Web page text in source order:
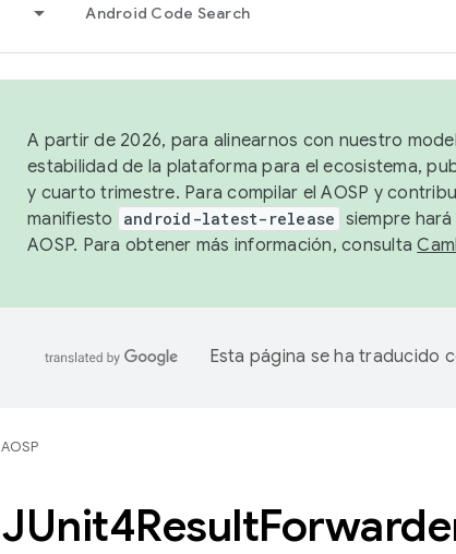
Android Code Search
A partir de 2026, para alinearnos con nuestro
estabilidad de la plataforma para el ecosistema,
y cuarto trimestre. Para compilar el AOSP y
manifiesto
android-latest-release siempre
AOSP. Para obtener más información, consulta
Esta página se ha traducido
AOSP
JUnit4Result